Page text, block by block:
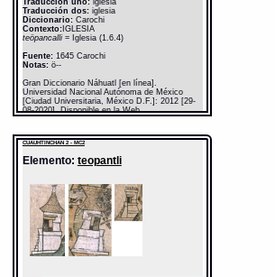
Traducción uno:iglesia
Traducción dos:iglesia
Diccionario: Carochi
Contexto:IGLESIA
teöpancalli = Iglesia (1.6.4)
Fuente:1645 Carochi
Notas:ö--
Gran Diccionario Náhuatl [en línea].
Universidad Nacional Autónoma de México
[Ciudad Universitaria, México D.F.]: 2012 [29-
08-2020]. Disponible en la Web
http://www.gdn.unam.mx/contexto/18178
CUAUHTINCHAN 2 - MC2
Elemento: teopantli